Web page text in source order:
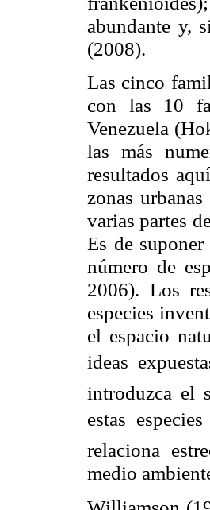
abundante y,
(2008).
Las cinco
con las 10
Venezuela
las más
resultados
zonas
varias partes
Es de
número de
2006). Los
especies
el espacio
ideas
introduzca el
estas
relaciona
medio